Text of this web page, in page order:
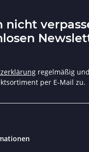
regelmäßig und
per E-Mail zu.